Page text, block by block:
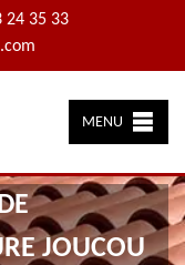
24 35 33
MENU
JOUCOU